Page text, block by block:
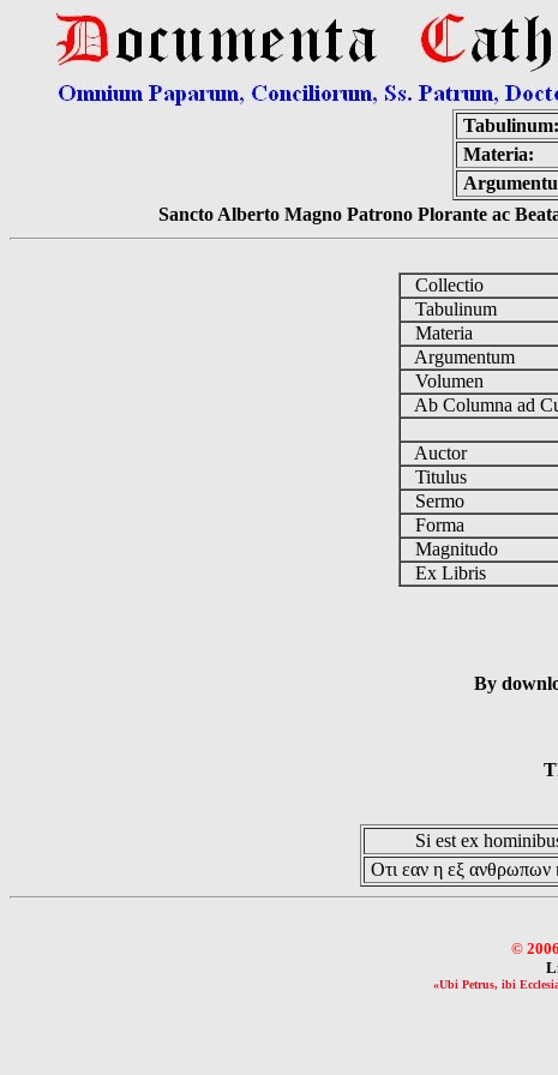
Tabulinum:
Materia:
Sancto Alberto Magno Patrono Plorante ac
Collectio
Tabulinum
Materia
Argumentum
Volumen
Ab Columna ad
Auctor
Titulus
Sermo
Forma
Magnitudo
Ex Libris
By
Si est ex
Οτι εαν η εξ ανθρωπων
©
«Ubi Petrus, ibi